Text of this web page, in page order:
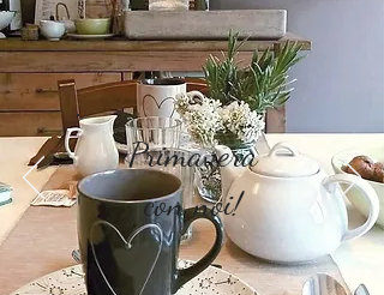
Primavera
con noi!